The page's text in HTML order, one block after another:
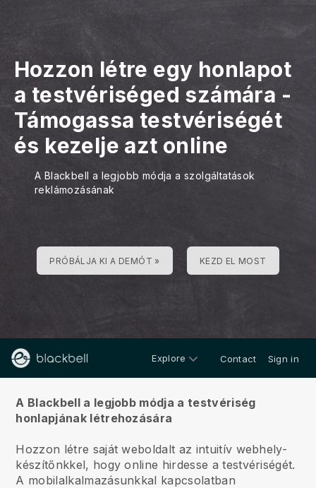
Hozzon létre egy honlapot
a testvériséged számára -
Támogassa testvériségét
és kezelje azt online
A Blackbell a legjobb módja a szolgáltatások
reklámozásának
PRÓBÁLJA KI A DEMÓT » KEZD EL MOST
Explore Contact Sign in
A Blackbell a legjobb módja a testvériség
honlapjának létrehozására
Hozzon létre saját weboldalt az intuitív webhely-
készítőnkkel, hogy online hirdesse a testvériségét.
A mobilalkalmazásunkkal kapcsolatban